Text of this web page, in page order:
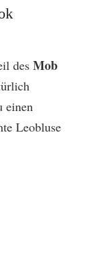
des Mob
einen
Leobluse